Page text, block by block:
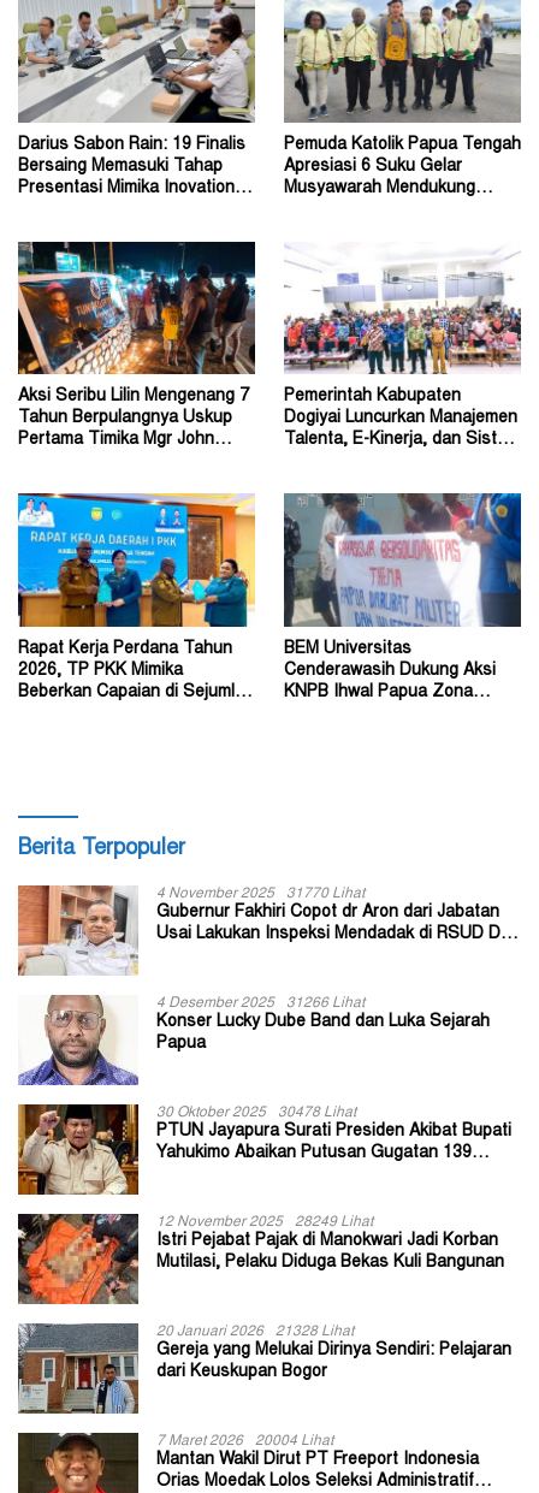
Darius Sabon Rain: 19 Finalis
Bersaing Memasuki Tahap
Presentasi Mimika Inovation
Pemuda Katolik Papua Tengah
Apresiasi 6 Suku Gelar
Musyawarah Mendukung
Aksi Seribu Lilin Mengenang 7
Tahun Berpulangnya Uskup
Pertama Timika Mgr John
Pemerintah Kabupaten
Dogiyai Luncurkan Manajemen
Talenta, E-Kinerja, dan Sistem
Rapat Kerja Perdana Tahun
2026, TP PKK Mimika
Beberkan Capaian di Sejumlah
BEM Universitas
Cenderawasih Dukung Aksi
KNPB Ihwal Papua Zona
Berita Terpopuler
4 November 2025 31770 Lihat
Gubernur Fakhiri Copot dr Aron dari Jabatan
Usai Lakukan Inspeksi Mendadak di RSUD Dok
4 Desember 2025 31266 Lihat
Konser Lucky Dube Band dan Luka Sejarah
Papua
30 Oktober 2025 30478 Lihat
PTUN Jayapura Surati Presiden Akibat Bupati
Yahukimo Abaikan Putusan Gugatan 139
12 November 2025 28249 Lihat
Istri Pejabat Pajak di Manokwari Jadi Korban
Mutilasi, Pelaku Diduga Bekas Kuli Bangunan
20 Januari 2026 21328 Lihat
Gereja yang Melukai Dirinya Sendiri: Pelajaran
dari Keuskupan Bogor
7 Maret 2026 20004 Lihat
Mantan Wakil Dirut PT Freeport Indonesia
Orias Moedak Lolos Seleksi Administratif